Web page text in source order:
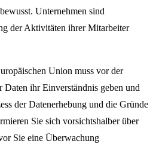
Unternehmen sind
der Aktivitäten ihrer Mitarbeiter
Union muss vor der
Daten ihr Einverständnis geben und
der Datenerhebung und die Gründe
Sie sich vorsichtshalber über
Sie eine Überwachung